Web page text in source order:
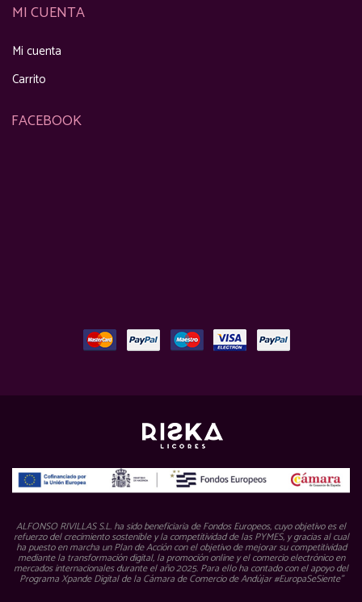
MI CUENTA
Mi cuenta
Carrito
FACEBOOK
ALFONSO RIVILLAS S.L. ha sido beneficiaria de Fondos Europeos, cuyo objetivo es el
refuerzo del crecimiento sostenible y la competitividad de las PYMES, y gracias al cual
ha puesto en marcha un Plan de Acción con el objetivo de mejorar su competitividad
mediante la transformación digital, la promoción online y el comercio electrónico en
mercados internacionales durante el año 2025. Para ello ha contado con el apoyo del
Programa Xpande Digital de la Cámara de Comercio de Andújar #EuropaSeSiente”